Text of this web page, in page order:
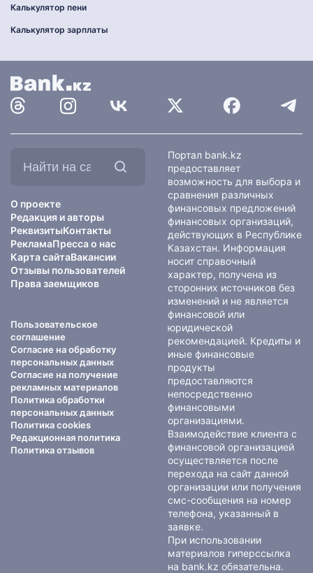
Калькулятор пени
Калькулятор зарплаты
О проекте
Редакция и авторы
РеквизитыКонтакты
РекламаПресса о нас
Карта сайтаВакансии
Отзывы пользователей
Права заемщиков
Пользовательское
соглашение
Согласие на обработку
персональных данных
Согласие на получение
рекламных материалов
Политика обработки
персональных данных
Политика cookies
Редакционная политика
Политика отзывов
Портал bank.kz
предоставляет
возможность для выбора и
сравнения различных
финансовых предложений
финансовых организаций,
действующих в Республике
Казахстан. Информация
носит справочный
характер, получена из
сторонних источников без
изменений и не является
финансовой или
юридической
рекомендацией. Кредиты и
иные финансовые
продукты
предоставляются
непосредственно
финансовыми
организациями.
Взаимодействие клиента с
финансовой организацией
осуществляется после
перехода на сайт данной
организации или получения
смс-сообщения на номер
телефона, указанный в
заявке.
При использовании
материалов гиперссылка
на bank.kz обязательна.